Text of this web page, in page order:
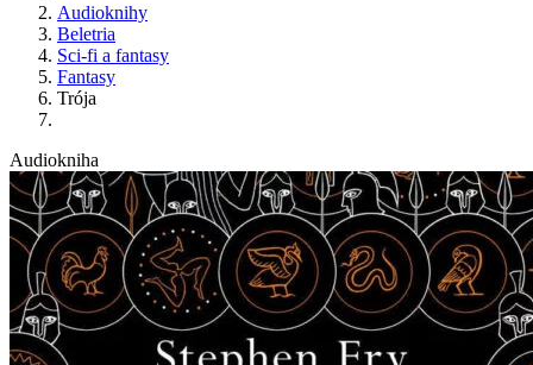
Audioknihy
Beletria
Sci-fi a fantasy
Fantasy
Trója
Audiokniha